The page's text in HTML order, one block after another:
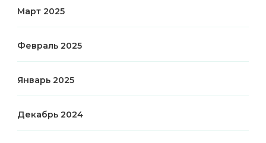
Март 2025
Февраль 2025
Январь 2025
Декабрь 2024